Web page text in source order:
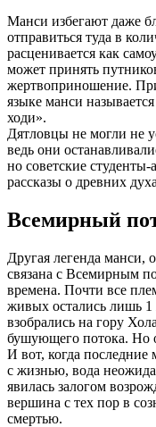
Манси избегают даже
отправиться туда в
расценивается как
может принять
жертвоприношение.
языке манси
ходи».
Дятловцы не могли не
ведь они
но советские
рассказы о древних
Всемирный
Другая легенда манси,
связана с Всемирным
времена. Почти все
живых остались лишь
взобрались на гору
бушующего потока. Но
И вот, когда
с жизнью, вода
явилась залогом
вершина с тех пор в
смертью.